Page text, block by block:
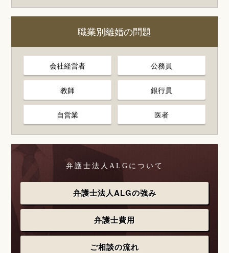
職業別離婚の問題
会社経営者 公務員
教師 銀行員
自営業 医者
弁護士法人ALGについて
弁護士法人ALGの強み
弁護士費用
ご相談の流れ